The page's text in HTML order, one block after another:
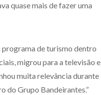
quase mais de fazer uma
programa de turismo dentro
migrou para a televisão e
muita relevância durante
do Grupo Bandeirantes.”